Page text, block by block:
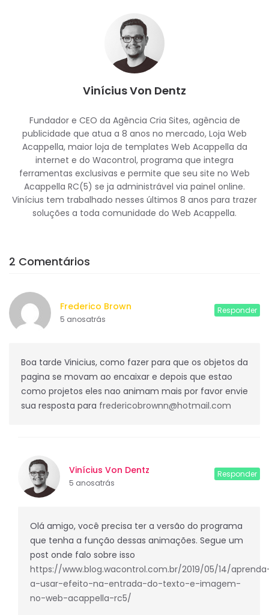
Vinícius Von Dentz
Fundador e CEO da Agência Cria Sites, agência de
publicidade que atua a 8 anos no mercado, Loja Web
Acappella, maior loja de templates Web Acappella da
internet e do Wacontrol, programa que integra
ferramentas exclusivas e permite que seu site no Web
Acappella RC(5) se ja administrável via painel online.
Vinícius tem trabalhado nesses últimos 8 anos para trazer
soluções a toda comunidade do Web Acappella.
2 Comentários
Frederico Brown
5 anosatrás
Responder
Boa tarde Vinicius, como fazer para que os objetos da
pagina se movam ao encaixar e depois que estao
como projetos eles nao animam mais por favor envie
sua resposta para fredericobrownn@hotmail.com
Vinícius Von Dentz
5 anosatrás
Responder
Olá amigo, você precisa ter a versão do programa
que tenha a função dessas animações. Segue um
post onde falo sobre isso
https://www.blog.wacontrol.com.br/2019/05/14/
a-usar-efeito-na-entrada-do-texto-e-imagem-
no-web-acappella-rc5/